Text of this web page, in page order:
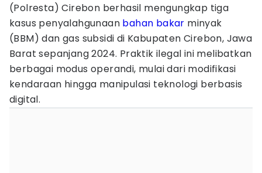
(Polresta) Cirebon berhasil mengungkap tiga
kasus penyalahgunaan bahan bakar minyak
(BBM) dan gas subsidi di Kabupaten Cirebon, Jawa
Barat sepanjang 2024. Praktik ilegal ini melibatkan
berbagai modus operandi, mulai dari modifikasi
kendaraan hingga manipulasi teknologi berbasis
digital.